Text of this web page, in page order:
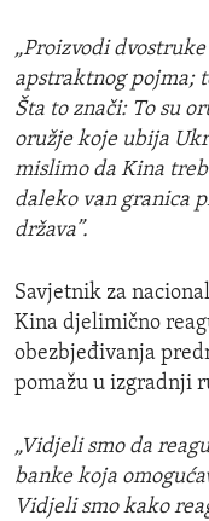
„Proizvodi
apstraktnog pojma;
Šta to znači: To su
oružje koje ubija
mislimo da Kina
daleko van granica
država”.
Savjetnik za
Kina djelimično
obezbjeđivanja
pomažu u izgradnji
„Vidjeli smo da
banke koja
Vidjeli smo kako